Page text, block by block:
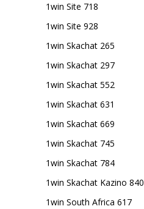
1win Site 718
1win Site 928
1win Skachat 265
1win Skachat 297
1win Skachat 552
1win Skachat 631
1win Skachat 669
1win Skachat 745
1win Skachat 784
1win Skachat Kazino 840
1win South Africa 617